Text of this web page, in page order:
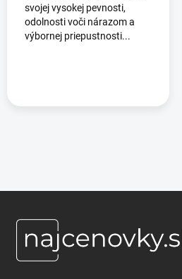
svojej vysokej pevnosti,
odolnosti voči nárazom a
výbornej priepustnosti...